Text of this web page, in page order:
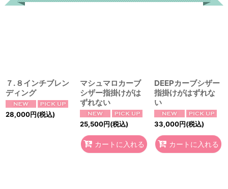
７.８インチブレン
ディング
28,000円(税込)
マシュマロカーブ
シザー指掛けがは
ずれない
25,500円(税込)
カートに入れる
DEEPカーブシザー
指掛けがはずれな
い
33,000円(税込)
カートに入れる